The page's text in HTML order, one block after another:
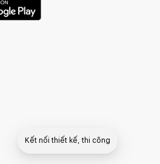
Kết nối thiết kế, thi công